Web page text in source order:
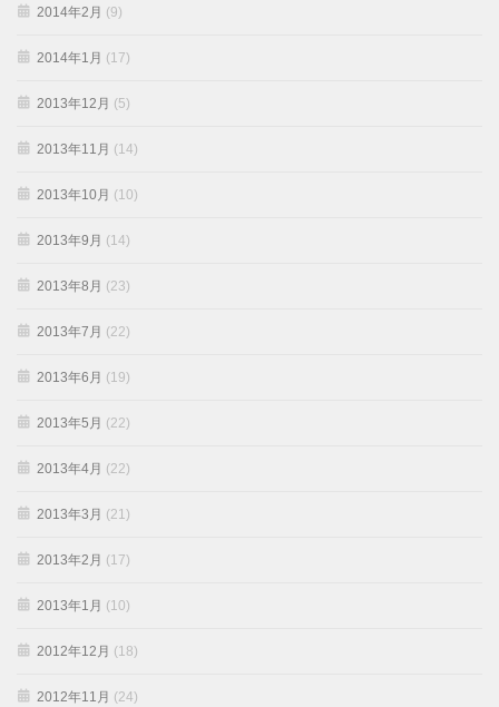
2014年2月 (9)
2014年1月 (17)
2013年12月 (5)
2013年11月 (14)
2013年10月 (10)
2013年9月 (14)
2013年8月 (23)
2013年7月 (22)
2013年6月 (19)
2013年5月 (22)
2013年4月 (22)
2013年3月 (21)
2013年2月 (17)
2013年1月 (10)
2012年12月 (18)
2012年11月 (24)